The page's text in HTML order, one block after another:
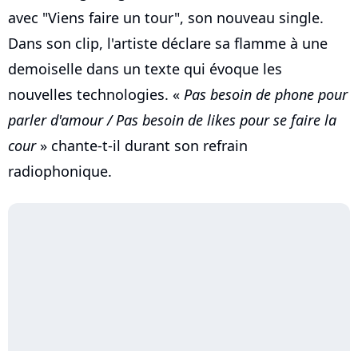
avec "Viens faire un tour", son nouveau single.
Dans son clip, l'artiste déclare sa flamme à une
demoiselle dans un texte qui évoque les
nouvelles technologies. « Pas besoin de phone pour
parler d'amour / Pas besoin de likes pour se faire la
cour» chante-t-il durant son refrain
radiophonique.